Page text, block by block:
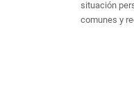
situación
comunes y